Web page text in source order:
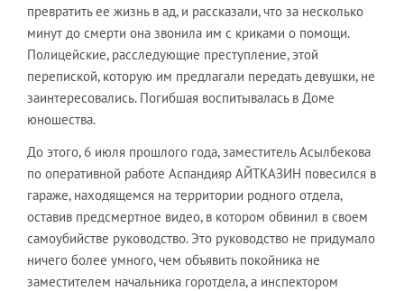
превратить ее жизнь в ад, и рассказали, что за несколько
минут до смерти она звонила им с криками о помощи.
Полицейские, расследующие преступление, этой
перепиской, которую им предлагали передать девушки, не
заинтересовались. Погибшая воспитывалась в Доме
юношества.
До этого, 6 июля прошлого года, заместитель Асылбекова
по оперативной работе Аспандияр АЙТКАЗИН повесился в
гараже, находящемся на территории родного отдела,
оставив предсмертное видео, в котором обвинил в своем
самоубийстве руководство. Это руководство не придумало
ничего более умного, чем объявить покойника не
заместителем начальника горотдела, а инспектором